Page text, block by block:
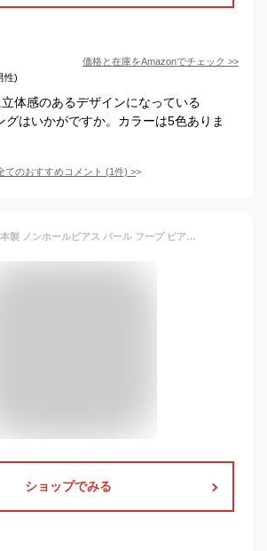
価格と在庫をAmazonでチェック >>
性)
体感のあるデザインになっている
グはいかがですか。カラーは5色ありま
てのおすすめコメント (1件) >
イヤリング 日本製 ノンホールピアス パール フープ ピアス クロッシング キャッチレス ノンホール 小ぶり かわいい 30代 40代 50代 レディース メンズ おしゃれ 人気 K18GP ブランド 痛くない 1粒 揺れる シンプル ゴールド アクセサリー
ショップでみる